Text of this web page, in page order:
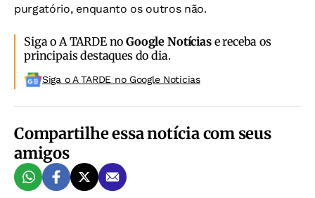
purgatório, enquanto os outros não.
Siga o A TARDE noGoogle Notíciase receba os
principais destaques do dia.
Siga o A TARDE no Google Noticias
Compartilhe essa notícia com seus
amigos